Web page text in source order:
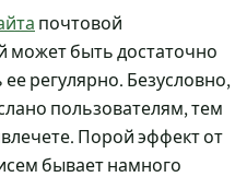
почтовой
может быть достаточно
регулярно. Безусловно,
пользователям, тем
Порой эффект от
бывает намного